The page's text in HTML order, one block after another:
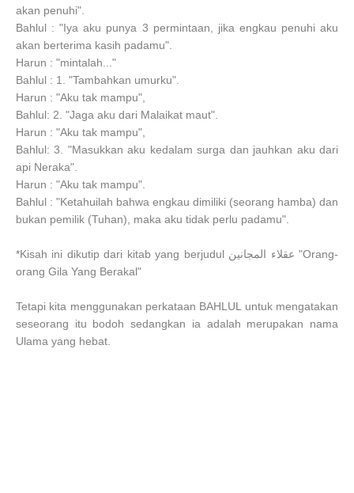
akan penuhi".
Bahlul : "Iya aku punya 3 permintaan, jika engkau penuhi aku
akan berterima kasih padamu".
Harun : "mintalah..."
Bahlul : 1. "Tambahkan umurku".
Harun : "Aku tak mampu",
Bahlul: 2. "Jaga aku dari Malaikat maut".
Harun : "Aku tak mampu",
Bahlul: 3. "Masukkan aku kedalam surga dan jauhkan aku dari
api Neraka".
Harun : "Aku tak mampu".
Bahlul : "Ketahuilah bahwa engkau dimiliki (seorang hamba) dan
bukan pemilik (Tuhan), maka aku tidak perlu padamu".
*Kisah ini dikutip dari kitab yang berjudul عقلاء ﺍﻟﻤﺠﺎﻧﻴﻦ "Orang-
orang Gila Yang Berakal"
Tetapi kita menggunakan perkataan BAHLUL untuk mengatakan
seseorang itu bodoh sedangkan ia adalah merupakan nama
Ulama yang hebat.